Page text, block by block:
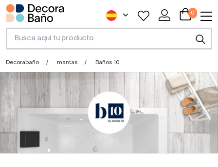
0
Decorabaño marcas Baños 10